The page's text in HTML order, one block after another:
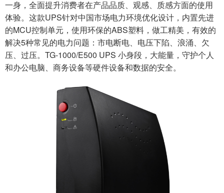
一身，全面提升消费者在产品品质、观感、质感方面的使用
体验。这款UPS针对中国市场电力环境优化设计，内置先进
的MCU控制单元，使用环保的ABS塑料，做工精美，有效的
解决5种常见的电力问题：市电断电、电压下陷、浪涌、欠
压、过压。TG-1000/E500 UPS 小身段，大能量，守护个人
和办公电脑、商务设备等硬件设备和数据的安全。